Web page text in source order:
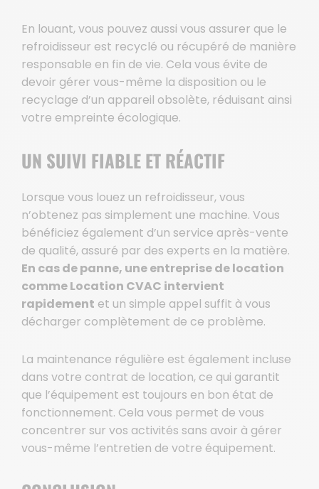
En louant, vous pouvez aussi vous assurer que le
refroidisseur est recyclé ou récupéré de manière
responsable en fin de vie. Cela vous évite de
devoir gérer vous-même la disposition ou le
recyclage d’un appareil obsolète, réduisant ainsi
votre empreinte écologique.
UN SUIVI FIABLE ET RÉACTIF
Lorsque vous louez un refroidisseur, vous
n’obtenez pas simplement une machine. Vous
bénéficiez également d’un service après-vente
de qualité, assuré par des experts en la matière.
En cas de panne, une entreprise de location
comme Location CVAC intervient
rapidement et un simple appel suffit à vous
décharger complètement de ce problème.
La maintenance régulière est également incluse
dans votre contrat de location, ce qui garantit
que l’équipement est toujours en bon état de
fonctionnement. Cela vous permet de vous
concentrer sur vos activités sans avoir à gérer
vous-même l’entretien de votre équipement.